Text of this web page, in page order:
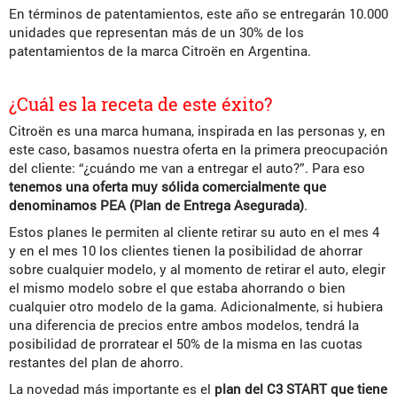
En términos de patentamientos, este año se entregarán 10.000
unidades que representan más de un 30% de los
patentamientos de la marca Citroën en Argentina.
¿Cuál es la receta de este éxito?
Citroën es una marca humana, inspirada en las personas y, en
este caso, basamos nuestra oferta en la primera preocupación
del cliente: “¿cuándo me van a entregar el auto?”. Para eso
tenemos una oferta muy sólida comercialmente que
denominamos PEA (Plan de Entrega Asegurada).
Estos planes le permiten al cliente retirar su auto en el mes 4
y en el mes 10 los clientes tienen la posibilidad de ahorrar
sobre cualquier modelo, y al momento de retirar el auto, elegir
el mismo modelo sobre el que estaba ahorrando o bien
cualquier otro modelo de la gama. Adicionalmente, si hubiera
una diferencia de precios entre ambos modelos, tendrá la
posibilidad de prorratear el 50% de la misma en las cuotas
restantes del plan de ahorro.
La novedad más importante es el plan del C3 START que tiene